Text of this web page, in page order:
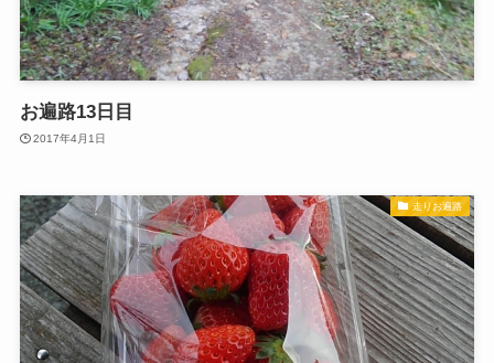
お遍路13日目
2017年4月1日
走りお遍路